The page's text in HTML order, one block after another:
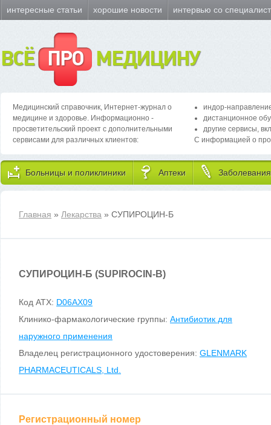
интересные статьи хорошие новости интервью со
ВСЁ ПРО МЕДИЦИНУ
Медицинский справочник, Интернет-журнал о
медицине и здоровье. Информационно -
просветительский проект с дополнительными
сервисами для различных клиентов:
индор-
дистанционное
другие сервисы,
С информацией о
Больницы и поликлиники Аптеки Заболевания
Главная » Лекарства » СУПИРОЦИН-Б
СУПИРОЦИН-Б (SUPIROCIN-B)
Код ATX: D06AX09
Клинико-фармакологические группы: Антибиотик для
наружного применения
Владелец регистрационного удостоверения: GLENMARK
PHARMACEUTICALS, Ltd.
Регистрационный номер